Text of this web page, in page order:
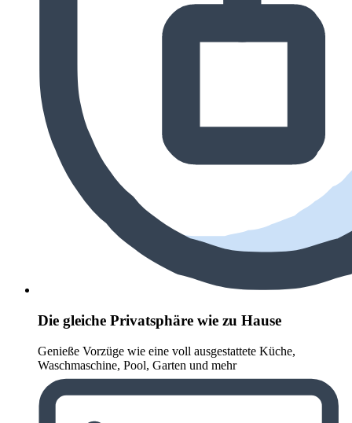
Die gleiche Privatsphäre wie zu Hause
Genieße Vorzüge wie eine voll ausgestattete Küche,
Waschmaschine, Pool, Garten und mehr